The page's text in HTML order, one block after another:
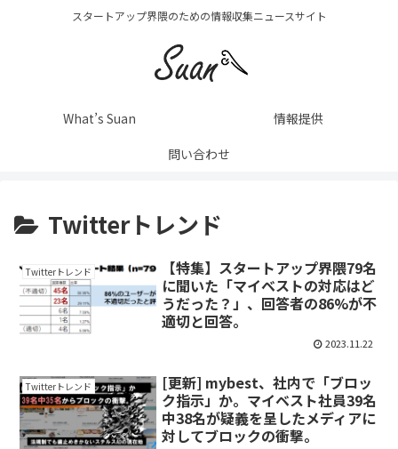
スタートアップ界隈のための情報収集ニュースサイト
What’s Suan
情報提供
問い合わせ
Twitterトレンド
Twitterトレンド
【特集】スタートアップ界隈79名
に聞いた「マイベストの対応はど
うだった？」、回答者の86%が不
適切と回答。
2023.11.22
Twitterトレンド
[更新] mybest、社内で「ブロッ
ク指示」か。マイベスト社員39名
中38名が疑義を呈したメディアに
対してブロックの衝撃。